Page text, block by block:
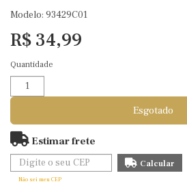
Modelo: 93429C01
R$ 34,99
Quantidade
Esgotado
Estimar frete
Não sei meu CEP